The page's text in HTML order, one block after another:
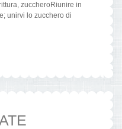
zuccheroRiunire in
unirvi lo zucchero di